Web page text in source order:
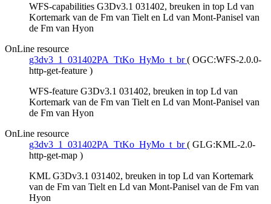
WFS-capabilities G3Dv3.1 031402, breuken in top Ld van
Kortemark van de Fm van Tielt en Ld van Mont-Panisel van
de Fm van Hyon
OnLine resource
g3dv3_1_031402PA_TtKo_HyMo_t_br ( OGC:WFS-2.0.0-
http-get-feature )
WFS-feature G3Dv3.1 031402, breuken in top Ld van
Kortemark van de Fm van Tielt en Ld van Mont-Panisel van
de Fm van Hyon
OnLine resource
g3dv3_1_031402PA_TtKo_HyMo_t_br ( GLG:KML-2.0-
http-get-map )
KML G3Dv3.1 031402, breuken in top Ld van Kortemark
van de Fm van Tielt en Ld van Mont-Panisel van de Fm van
Hyon